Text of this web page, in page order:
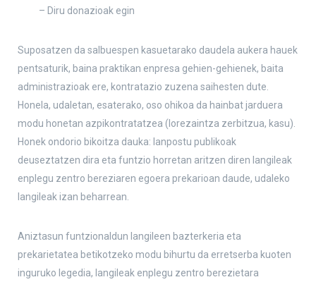
– Diru donazioak egin
Suposatzen da salbuespen kasuetarako daudela aukera hauek
pentsaturik, baina praktikan enpresa gehien-gehienek, baita
administrazioak ere, kontratazio zuzena saihesten dute.
Honela, udaletan, esaterako, oso ohikoa da hainbat jarduera
modu honetan azpikontratatzea (lorezaintza zerbitzua, kasu).
Honek ondorio bikoitza dauka: lanpostu publikoak
deuseztatzen dira eta funtzio horretan aritzen diren langileak
enplegu zentro bereziaren egoera prekarioan daude, udaleko
langileak izan beharrean.
Aniztasun funtzionaldun langileen bazterkeria eta
prekarietatea betikotzeko modu bihurtu da erretserba kuoten
inguruko legedia, langileak enplegu zentro berezietara